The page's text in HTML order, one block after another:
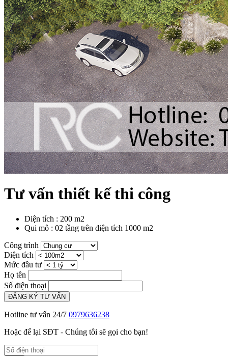
Tư vấn thiết kế thi công
Diện tích : 200 m2
Qui mô : 02 tầng trên diện tích 1000 m2
Công trình
Diện tích
Mức đầu tư
Họ tên
Số điện thoại
ĐĂNG KÝ TƯ VẤN
Hotline tư vấn 24/7 0979636238
Hoặc để lại SĐT - Chúng tôi sẽ gọi cho bạn!